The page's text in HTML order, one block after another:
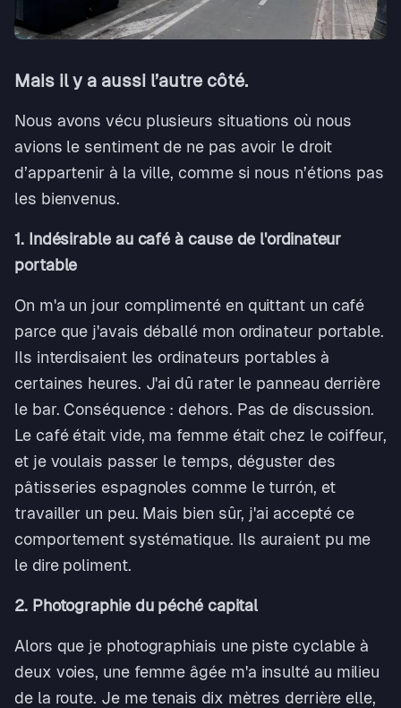
Mais il y a aussi l’autre côté.
Nous avons vécu plusieurs situations où nous
avions le sentiment de ne pas avoir le droit
d’appartenir à la ville, comme si nous n’étions pas
les bienvenus.
1. Indésirable au café à cause de l'ordinateur
portable
On m'a un jour complimenté en quittant un café
parce que j'avais déballé mon ordinateur portable.
Ils interdisaient les ordinateurs portables à
certaines heures. J'ai dû rater le panneau derrière
le bar. Conséquence : dehors. Pas de discussion.
Le café était vide, ma femme était chez le coiffeur,
et je voulais passer le temps, déguster des
pâtisseries espagnoles comme le turrón, et
travailler un peu. Mais bien sûr, j'ai accepté ce
comportement systématique. Ils auraient pu me
le dire poliment.
2. Photographie du péché capital
Alors que je photographiais une piste cyclable à
deux voies, une femme âgée m'a insulté au milieu
de la route. Je me tenais dix mètres derrière elle,